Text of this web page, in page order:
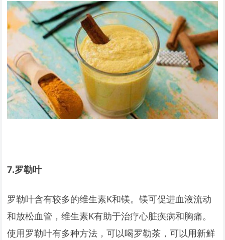
7.罗勒叶
罗勒叶含有较多的维生素K和镁。镁可促进血液流动
和放松血管，维生素K有助于治疗心脏疾病和胸痛。
使用罗勒叶有多种方法，可以喝罗勒茶，可以用新鲜